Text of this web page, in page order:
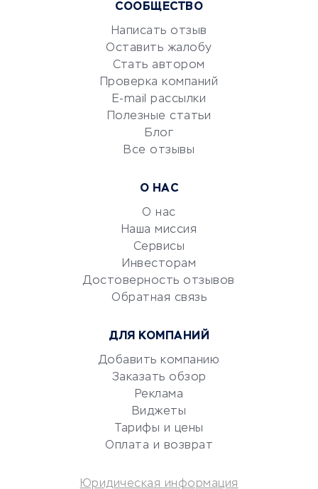
Маркетинг и продажи
Репетиторство
Красота и здоровье
Сервисы по поиску работы
Сетевой маркетинг
УСЛУГИ ДЛЯ БИЗНЕСА
документооборот
Юридические компании
Аудиторские компании
Бухгалтерия онлайн
СООБЩЕСТВО
Написать отзыв
Оставить жалобу
Стать автором
Проверка компаний
E-mail рассылки
Полезные статьи
Блог
Все отзывы
О НАС
О нас
Наша миссия
Сервисы
Инвесторам
Достоверность отзывов
Обратная связь
ДЛЯ КОМПАНИЙ
Добавить компанию
Заказать обзор
Реклама
Виджеты
Тарифы и цены
Оплата и возврат
Юридическая информация